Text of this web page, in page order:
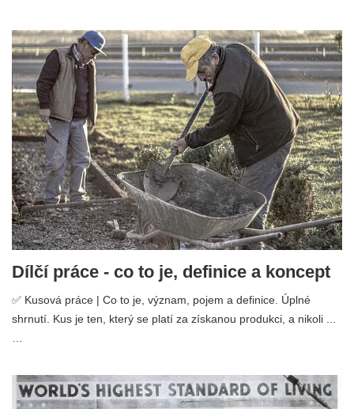
Dílčí práce - co to je, definice a koncept
✅ Kusová práce | Co to je, význam, pojem a definice. Úplné
shrnutí. Kus je ten, který se platí za získanou produkci, a nikoli ...